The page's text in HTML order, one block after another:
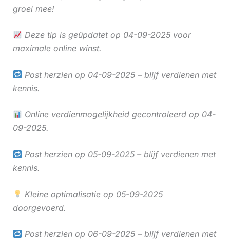
groei mee!
Deze tip is geüpdatet op 04-09-2025 voor
maximale online winst.
Post herzien op 04-09-2025 – blijf verdienen met
kennis.
Online verdienmogelijkheid gecontroleerd op 04-
09-2025.
Post herzien op 05-09-2025 – blijf verdienen met
kennis.
Kleine optimalisatie op 05-09-2025
doorgevoerd.
Post herzien op 06-09-2025 – blijf verdienen met